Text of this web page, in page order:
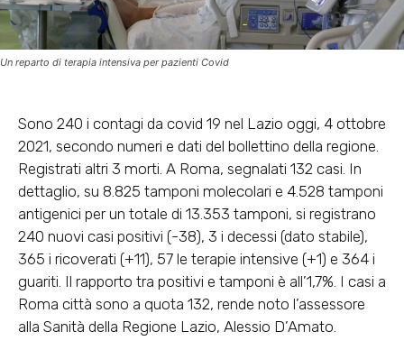
Un reparto di terapia intensiva per pazienti Covid
Sono 240 i contagi da covid 19 nel Lazio oggi, 4 ottobre
2021, secondo numeri e dati del bollettino della regione.
Registrati altri 3 morti. A Roma, segnalati 132 casi. In
dettaglio, su 8.825 tamponi molecolari e 4.528 tamponi
antigenici per un totale di 13.353 tamponi, si registrano
240 nuovi casi positivi (-38), 3 i decessi (dato stabile),
365 i ricoverati (+11), 57 le terapie intensive (+1) e 364 i
guariti. Il rapporto tra positivi e tamponi è all’1,7%. I casi a
Roma città sono a quota 132, rende noto l’assessore
alla Sanità della Regione Lazio, Alessio D’Amato.